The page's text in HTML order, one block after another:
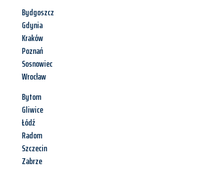
Bydgoszcz
Gdynia
Kraków
Poznań
Sosnowiec
Wrocław
Bytom
Gliwice
Łódź
Radom
Szczecin
Zabrze